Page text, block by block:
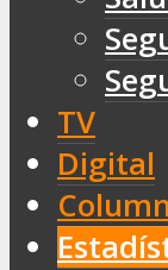
TV
Digital